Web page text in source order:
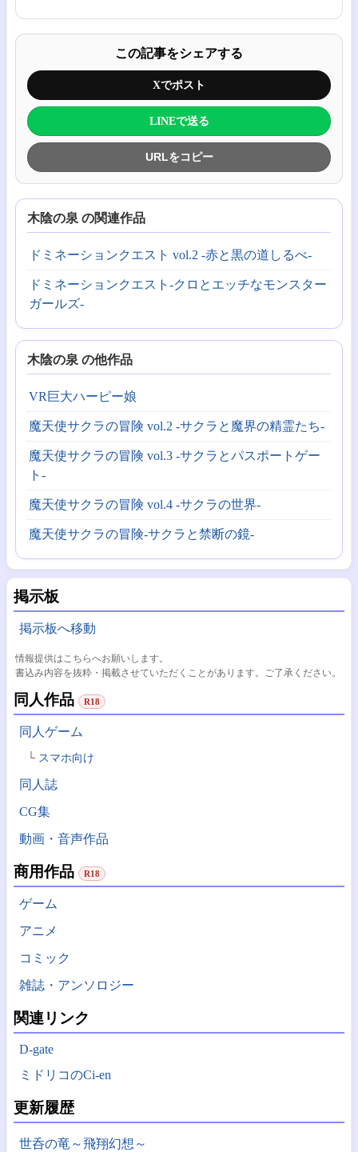
掲示板
掲示板へ移動
情報提供はこちらへお願いします。
書込み内容を抜粋・掲載させていただくことがあります。ご了承ください。
同人作品 R18
同人ゲーム
スマホ向け
同人誌
CG集
動画・音声作品
商用作品 R18
ゲーム
アニメ
コミック
雑誌・アンソロジー
関連リンク
D-gate
ミドリコのCi-en
更新履歴
世呑の竜～飛翔幻想～
この記事をシェアする
Xでポスト
LINEで送る
URLをコピー
木陰の泉 の関連作品
ドミネーションクエスト vol.2 -赤と黒の道しるべ-
ドミネーションクエスト-クロとエッチなモンスター
ガールズ-
木陰の泉 の他作品
VR巨大ハーピー娘
魔天使サクラの冒険 vol.2 -サクラと魔界の精霊たち-
魔天使サクラの冒険 vol.3 -サクラとパスポートゲー
ト-
魔天使サクラの冒険 vol.4 -サクラの世界-
魔天使サクラの冒険-サクラと禁断の鏡-